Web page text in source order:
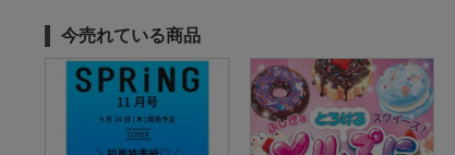
今売れている商品